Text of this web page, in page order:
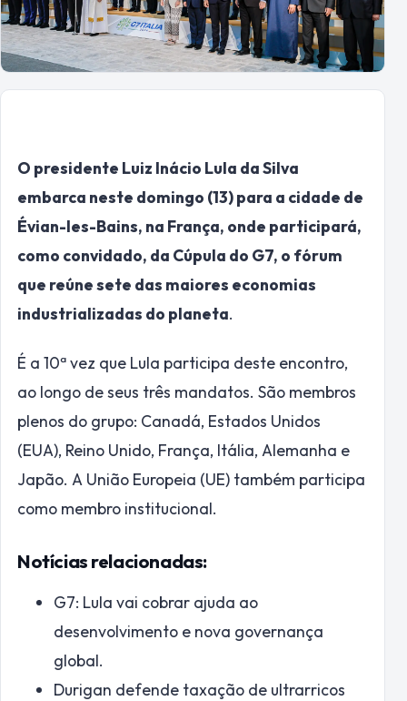
O presidente Luiz Inácio Lula da Silva
embarca neste domingo (13) para a cidade de
Évian-les-Bains, na França, onde participará,
como convidado, da Cúpula do G7, o fórum
que reúne sete das maiores economias
industrializadas do planeta.
É a 10ª vez que Lula participa deste encontro,
ao longo de seus três mandatos. São membros
plenos do grupo: Canadá, Estados Unidos
(EUA), Reino Unido, França, Itália, Alemanha e
Japão. A União Europeia (UE) também participa
como membro institucional.
Notícias relacionadas:
G7: Lula vai cobrar ajuda ao
desenvolvimento e nova governança
global.
Durigan defende taxação de ultrarricos